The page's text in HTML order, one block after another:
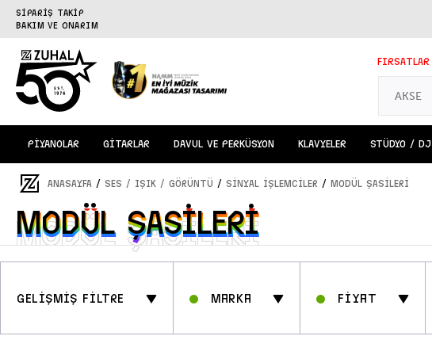
SİPARİŞ TAKİP
BAKIM VE ONARIM
FIRSATLAR
PİYANOLAR GİTARLAR DAVUL VE PERKÜSYON KLAVYELER STÜDYO / DJ
ANASAYFA / SES / IŞIK / GÖRÜNTÜ / SİNYAL İŞLEMCİLER / MODÜL ŞASİLERİ
MODÜL ŞASİLERİ
MODÜL ŞASİLERİ
GELİŞMİŞ FİLTRE Marka Fİyat